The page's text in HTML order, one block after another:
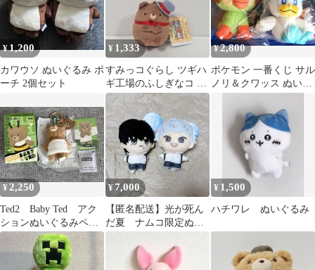
¥1,200
カワウソ ぬいぐるみ ポ
ーチ 2個セット
¥ 1,333
すみっコぐらし ツギハ
ギ工場のふしぎなコ な
かよしぬいぐるみ くま
工場長
¥2,800
ポケモン 一番くじ サル
ノリ＆クワッス ぬいぐ
¥ 2,250
Ted2 Baby Ted アク
ションぬいぐるみペン
ダント
¥ 7,000
【匿名配送】光が死ん
だ夏 ナムコ限定ぬい
ぐるみ
¥ 1,500
ハチワレ ぬいぐるみ